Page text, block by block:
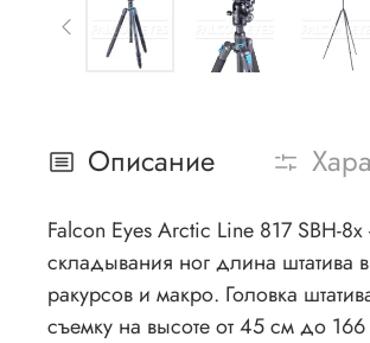
Описание
Falcon Eyes Arctic Line 817 SBH-
складывания ног длина штатива
ракурсов и макро. Головка
съемку на высоте от 45 см до